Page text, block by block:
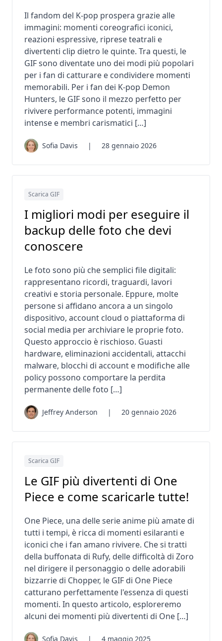
Il fandom del K-pop prospera grazie alle
immagini: momenti coreografici iconici,
reazioni espressive, riprese teatrali e
divertenti clip dietro le quinte. Tra questi, le
GIF sono diventate uno dei modi più popolari
per i fan di catturare e condividere momenti
memorabili. Per i fan dei K-pop Demon
Hunters, le GIF sono il mezzo perfetto per
rivivere performance potenti, immagini
intense e membri carismatici […]
Sofia Davis | 28 gennaio 2026
Scarica GIF
I migliori modi per eseguire il
backup delle foto che devi
conoscere
Le foto sono più che semplici file digitali:
rappresentano ricordi, traguardi, lavori
creativi e storia personale. Eppure, molte
persone si affidano ancora a un singolo
dispositivo, account cloud o piattaforma di
social media per archiviare le proprie foto.
Questo approccio è rischioso. Guasti
hardware, eliminazioni accidentali, attacchi
malware, blocchi di account e modifiche alle
policy possono comportare la perdita
permanente delle foto […]
Jeffrey Anderson | 20 gennaio 2026
Scarica GIF
Le GIF più divertenti di One
Piece e come scaricarle tutte!
One Piece, una delle serie anime più amate di
tutti i tempi, è ricca di momenti esilaranti e
iconici che i fan amano rivivere. Che si tratti
della buffonata di Rufy, delle difficoltà di Zoro
nel dirigere il personaggio o delle adorabili
bizzarrie di Chopper, le GIF di One Piece
catturano perfettamente l'essenza di questi
momenti. In questo articolo, esploreremo
alcuni dei momenti più divertenti di One […]
Sofia Davis | 4 maggio 2025